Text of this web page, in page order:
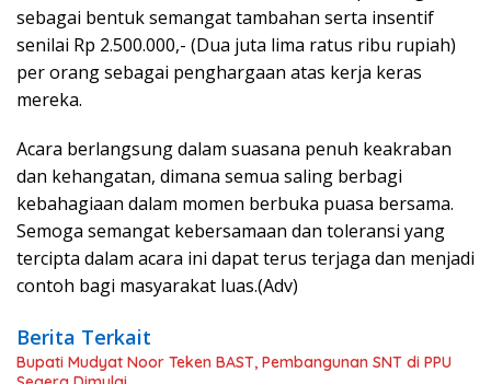
sebagai bentuk semangat tambahan serta insentif
senilai Rp 2.500.000,- (Dua juta lima ratus ribu rupiah)
per orang sebagai penghargaan atas kerja keras
mereka.
Acara berlangsung dalam suasana penuh keakraban
dan kehangatan, dimana semua saling berbagi
kebahagiaan dalam momen berbuka puasa bersama.
Semoga semangat kebersamaan dan toleransi yang
tercipta dalam acara ini dapat terus terjaga dan menjadi
contoh bagi masyarakat luas.(Adv)
Berita Terkait
Bupati Mudyat Noor Teken BAST, Pembangunan SNT di PPU